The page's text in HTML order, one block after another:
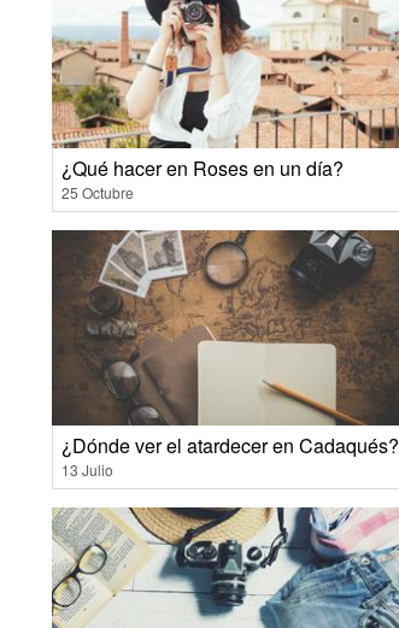
¿Qué hacer en Roses en un día?
25 Octubre
¿Dónde ver el atardecer en Cadaqués?
13 Julio